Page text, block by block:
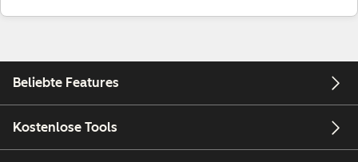
Beliebte Features
Kostenlose Tools